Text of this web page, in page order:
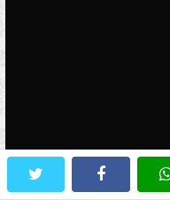
facebook